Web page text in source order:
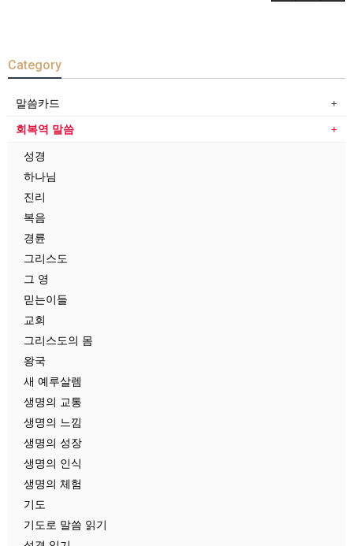
Category
말씀카드
회복역 말씀
성경
하나님
진리
복음
경륜
그리스도
그 영
믿는이들
교회
그리스도의 몸
왕국
새 예루살렘
생명의 교통
생명의 느낌
생명의 성장
생명의 인식
생명의 체험
기도
기도로 말씀 읽기